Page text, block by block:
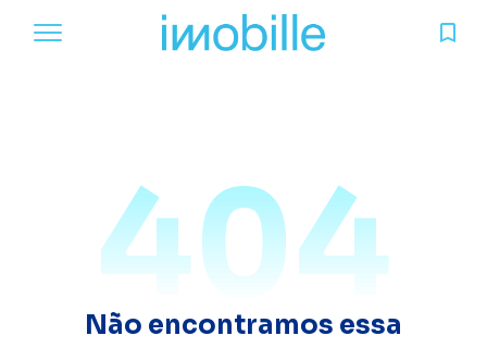
404
Não encontramos essa